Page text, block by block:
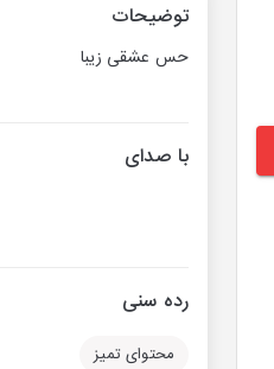
توضیحات
حس عشقی زیبا
با صدای
رده سنی
محتوای تمیز